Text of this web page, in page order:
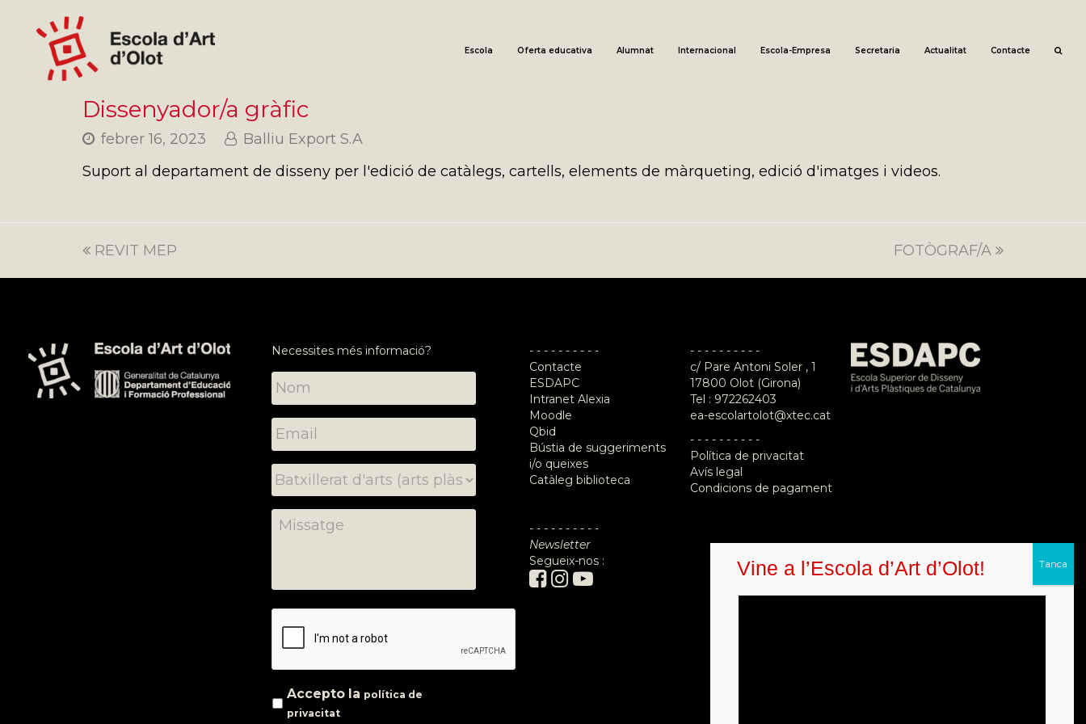
Escola Oferta educativa Alumnat Internacional Escola-Empresa Secretaria Actualitat Contacte
Dissenyador/a gràfic
febrer 16, 2023
Balliu Export S.A
Suport al departament de disseny per l'edició de catàlegs, cartells, elements de màrqueting, edició d'imatges i videos.
previous
REVIT MEP
next
FOTÒGRAF/A
Necessites més informació?
Accepto la política de
privacitat
- - - - - - - - - -
Contacte
ESDAPC
Intranet Alexia
Moodle
Qbid
Bústia de suggeriments
i/o queixes
Catàleg biblioteca
- - - - - - - - - -
Newsletter
Segueix-nos :
- - - - - - - - - -
c/ Pare Antoni Soler , 1
17800 Olot (Girona)
Tel : 972262403
ea-escolartolot@xtec.cat
- - - - - - - - - -
Política de privacitat
Avís legal
Condicions de pagament
Vine a l’Escola d’Art d’Olot!